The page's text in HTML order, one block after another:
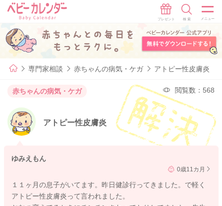
専門家相談 赤ちゃんの病気・ケガ アトピー性皮膚炎
赤ちゃんの病気・ケガ 閲覧数：568
アトピー性皮膚炎
ゆみえもん
0歳11カ月
１１ヶ月の息子がいてます。昨日健診行ってきました。で軽く
アトピー性皮膚炎って言われました。